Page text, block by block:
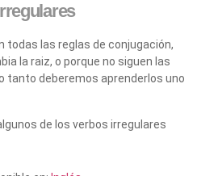
todas las reglas de conjugación,
la raiz, o porque no siguen las
tanto deberemos aprenderlos uno
de los verbos irregulares